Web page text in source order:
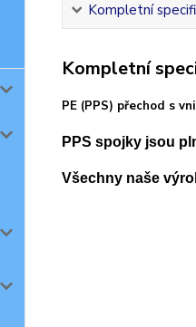
Kompletní
Kompletní
PE (PPS) přechod s
PPS spojky jsou
Všechny naše